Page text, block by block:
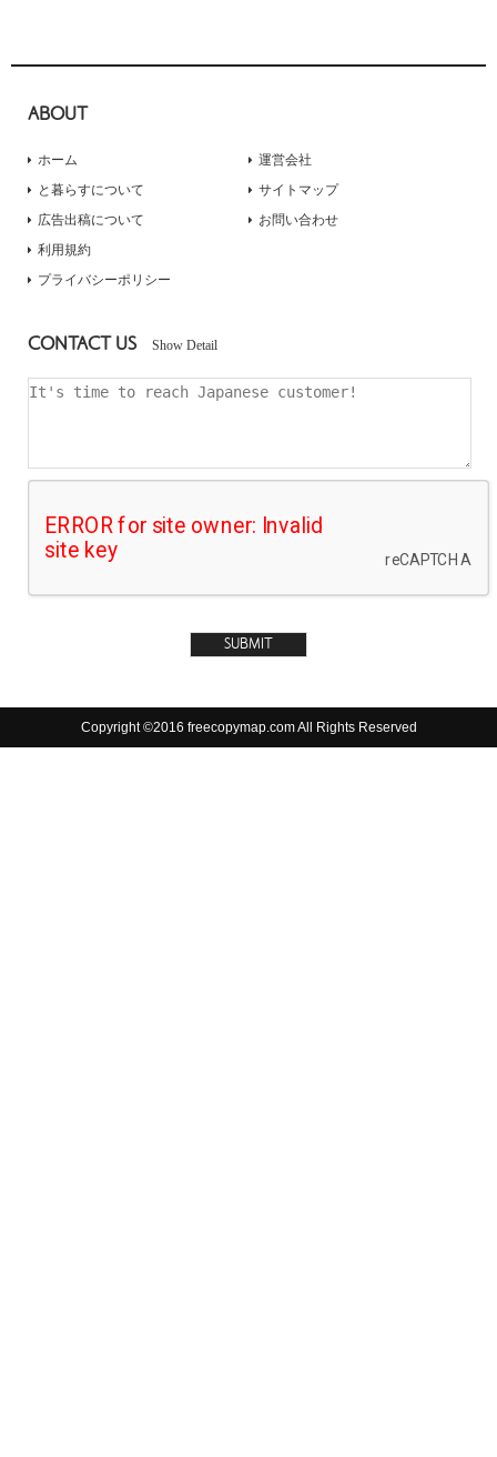
ABOUT
ホーム
と暮らすについて
広告出稿について
運営会社
サイトマップ
お問い合わせ
利用規約
プライバシーポリシー
CONTACT US Show Detail
Copyright ©2016 freecopymap.com All Rights Reserved